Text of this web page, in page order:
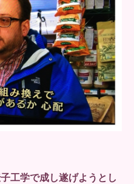
工学で成し遂げようとし